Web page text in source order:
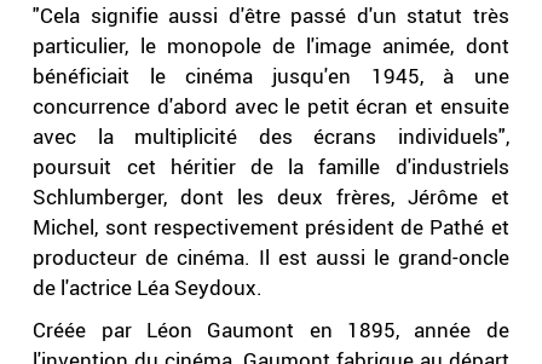
"Cela signifie aussi d'être passé d'un statut très
particulier, le monopole de l'image animée, dont
bénéficiait le cinéma jusqu'en 1945, à une
concurrence d'abord avec le petit écran et ensuite
avec la multiplicité des écrans individuels",
poursuit cet héritier de la famille d'industriels
Schlumberger, dont les deux frères, Jérôme et
Michel, sont respectivement président de Pathé et
producteur de cinéma. Il est aussi le grand-oncle
de l'actrice Léa Seydoux.
Créée par Léon Gaumont en 1895, année de